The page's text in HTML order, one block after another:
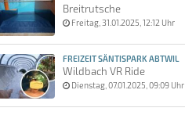
Breitrutsche
Freitag, 31.01.2025, 12:12 Uhr
FREIZEIT SÄNTISPARK ABTWIL
Wildbach VR Ride
Dienstag, 07.01.2025, 09:09 Uhr